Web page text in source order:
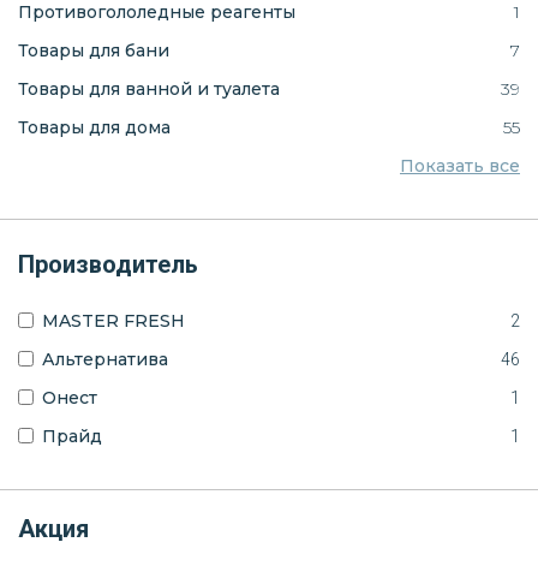
Противогололедные реагенты
1
Товары для бани
7
Товары для ванной и туалета
39
Товары для дома
55
Показать все
Производитель
MASTER FRESH 2
Альтернатива 46
Онест 1
Прайд 1
Акция